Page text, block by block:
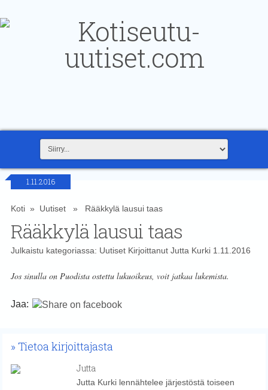
1.11.2016
Koti» Uutiset» Rääkkylä lausui taas
Rääkkylä lausui taas
Julkaistu kategoriassa: UutisetKirjoittanut Jutta Kurki1.11.2016
Jos sinulla on Puodista ostettu lukuoikeus, voit jatkaa lukemista.
Jaa:
Tietoa kirjoittajasta
Jutta
Jutta Kurki lennähtelee järjestöstä toiseen